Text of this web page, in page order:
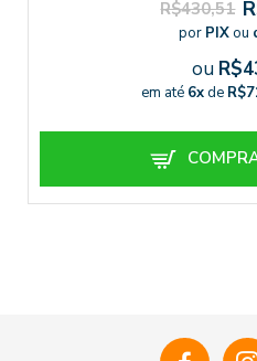
R$430,51
por PIXou
ou
em até 6xde